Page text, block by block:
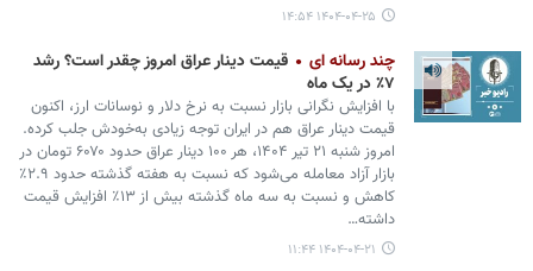
۱۴۰۴-۰۴-۲۵ ۱۴:۵۴
چند رسانه ای
قیمت دینار عراق امروز چقدر است؟ رشد
۷٪ در یک ماه
با افزایش نگرانی بازار نسبت به نرخ دلار و نوسانات ارز، اکنون
قیمت دینار عراق هم در ایران توجه زیادی به‌خودش جلب کرده.
امروز شنبه ۲۱ تیر ۱۴۰۴، هر ۱۰۰ دینار عراق حدود ۶۰۷۰ تومان در
بازار آزاد معامله می‌شود که نسبت به هفته گذشته حدود ۲.۹٪
کاهش و نسبت به سه ماه گذشته بیش از ۱۳٪ افزایش قیمت
داشته…
۱۴۰۴-۰۴-۲۱ ۱۱:۴۴